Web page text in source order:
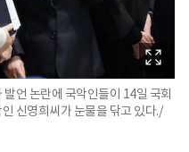
언 논란에 국악인들이 14일 국회
신영희씨가 눈물을 닦고 있다./